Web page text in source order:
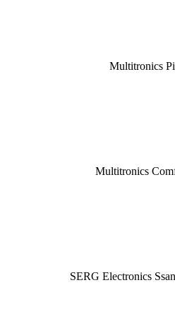
Multitronics
Multitronics
SERG Electronics